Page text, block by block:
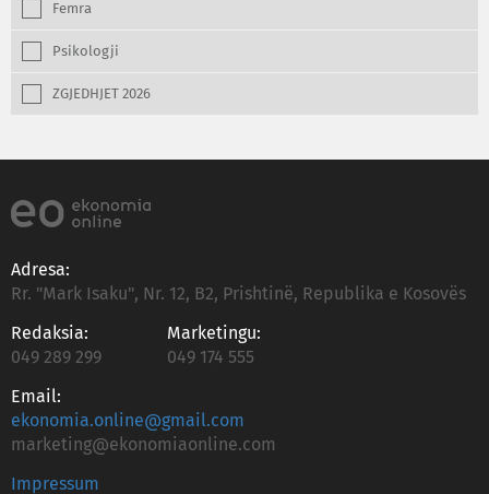
Femra
Psikologji
ZGJEDHJET 2026
Adresa:
Rr. "Mark Isaku", Nr. 12, B2, Prishtinë, Republika e Kosovës
Redaksia:
049 289 299
Marketingu:
049 174 555
Email:
ekonomia.online@gmail.com
marketing@ekonomiaonline.com
Impressum